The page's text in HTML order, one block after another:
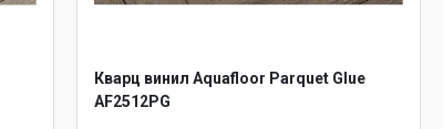
Кварц винил Aquafloor Parquet Glue
AF2512PG